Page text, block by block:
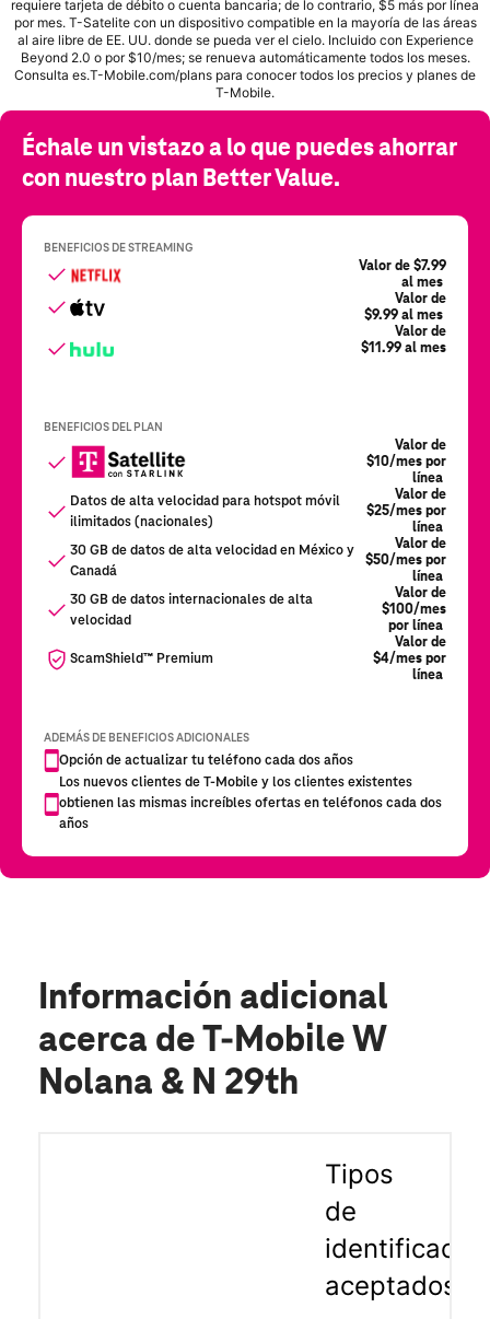
Información adicional
acerca de T-Mobile W
Nolana & N 29th
Tipos
de
aceptados